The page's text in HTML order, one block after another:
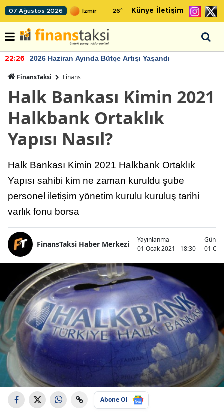
07 Ağustos 2026 26° Künye İletişim
22:26 2026 Haziran Ayında Bütçe Artışı Yaşandı
FinansTaksi Finans
Halk Bankası Kimin 2021
Halkbank Ortaklık
Yapısı Nasıl?
Halk Bankası Kimin 2021 Halkbank Ortaklık
Yapısı sahibi kim ne zaman kuruldu şube
personel iletişim yönetim kurulu kuruluş tarihi
varlık fonu borsa
FinansTaksi Haber Merkezi
Yayınlanma
01 Ocak 2021 - 18:30
01
Abone Ol